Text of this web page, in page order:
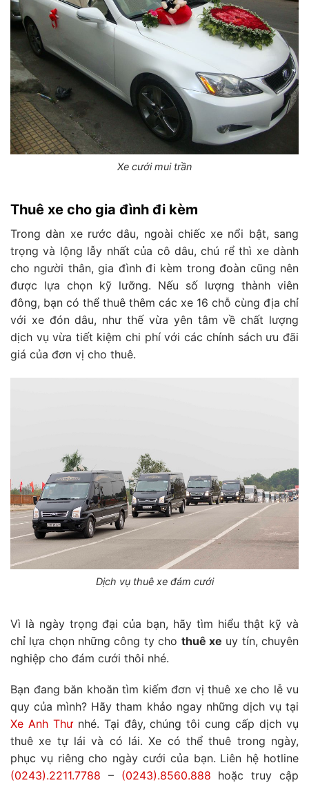
Xe cưới mui trần
Thuê xe cho gia đình đi kèm
Trong dàn xe rước dâu, ngoài chiếc xe nổi bật, sang
trọng và lộng lẫy nhất của cô dâu, chú rể thì xe dành
cho người thân, gia đình đi kèm trong đoàn cũng nên
được lựa chọn kỹ lưỡng. Nếu số lượng thành viên
đông, bạn có thể thuê thêm các xe 16 chỗ cùng địa chỉ
với xe đón dâu, như thế vừa yên tâm về chất lượng
dịch vụ vừa tiết kiệm chi phí với các chính sách ưu đãi
giá của đơn vị cho thuê.
Dịch vụ thuê xe đám cưới
Vì là ngày trọng đại của bạn, hãy tìm hiểu thật kỹ và
chỉ lựa chọn những công ty cho thuê xe uy tín, chuyên
nghiệp cho đám cưới thôi nhé.
Bạn đang băn khoăn tìm kiếm đơn vị thuê xe cho lễ vu
quy của mình? Hãy tham khảo ngay những dịch vụ tại
Xe Anh Thưnhé. Tại đây, chúng tôi cung cấp dịch vụ
thuê xe tự lái và có lái. Xe có thể thuê trong ngày,
phục vụ riêng cho ngày cưới của bạn. Liên hệ hotline
(0243).2211.7788 – (0243).8560.888 hoặc truy cập